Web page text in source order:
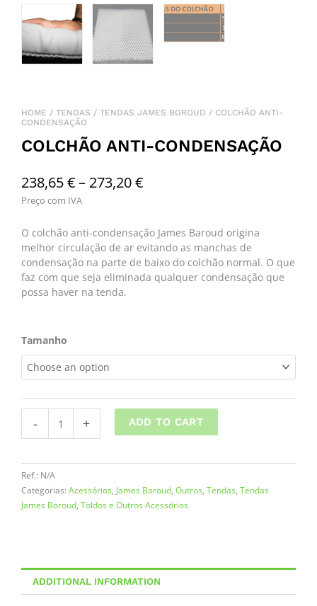
HOME / TENDAS / TENDAS JAMES BOROUD / COLCHÃO ANTI-
CONDENSAÇÃO
COLCHÃO ANTI-CONDENSAÇÃO
238,65€– 273,20€Price
238,65 €
through
273,20 €
Preço com IVA
O colchão anti-condensação James Baroud origina
melhor circulação de ar evitando as manchas de
condensação na parte de baixo do colchão normal. O que
faz com que seja eliminada qualquer condensação que
possa haver na tenda.
Tamanho
-
Colchão
anti-
condensação
quantity
+ ADD TO CART
Ref.: N/A
Categorias: Acessórios, James Baroud, Outros, Tendas, Tendas
James Boroud, Toldos e Outros Acessórios
ADDITIONAL INFORMATION